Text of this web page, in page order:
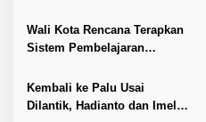
Wali Kota Rencana Terapkan
Sistem Pembelajaran
di Sekolah
Kembali ke Palu Usai
Dilantik, Hadianto dan Imelda